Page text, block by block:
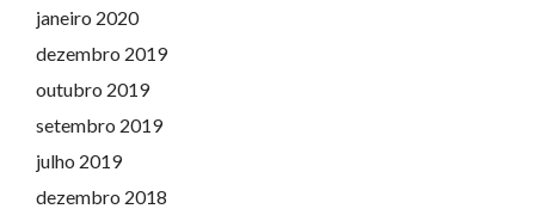
janeiro 2020
dezembro 2019
outubro 2019
setembro 2019
julho 2019
dezembro 2018